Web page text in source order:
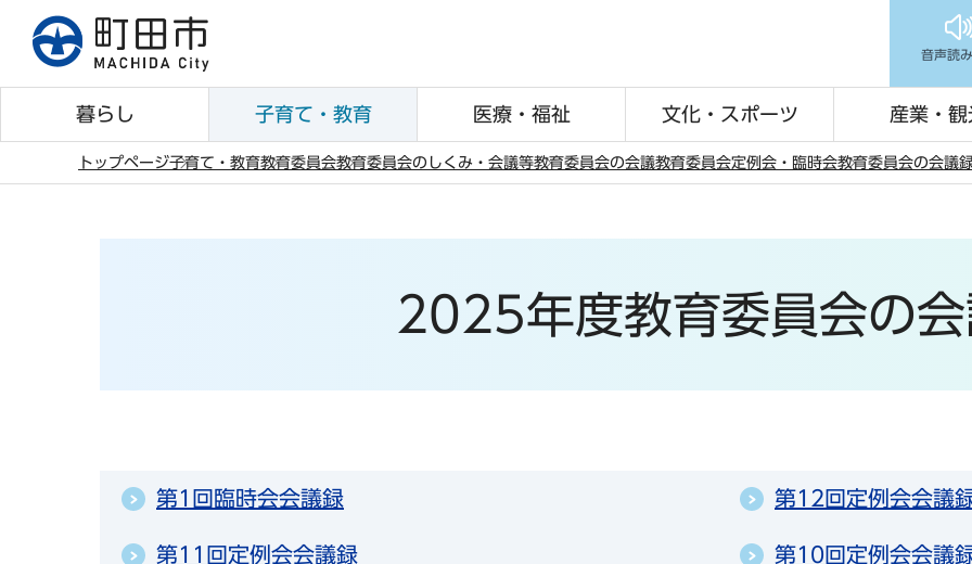
先
音声読
暮らし 子育て・教育 医療・福祉 文化・スポーツ 産業・観
トップページ子育て・教育教育委員会教育委員会のしくみ・会議等教育委員会の会議教育委員会定例会・臨時会教育委員会の会議
2025年度教育委員会の
第1回臨時会会議録 第12回定例会会議
第11回定例会会議録 第10回定例会会議